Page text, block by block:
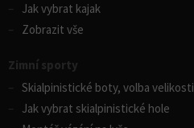
Jak vybrat kajak
Zobrazit vše
Zimní sporty
Skialpinistické boty, volba velikosti
Jak vybrat skialpinistické hole